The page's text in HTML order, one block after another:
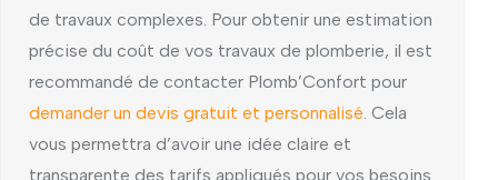
de travaux complexes. Pour obtenir une estimation
précise du coût de vos travaux de plomberie, il est
recommandé de contacter Plomb’Confort pour
demander un devis gratuit et personnalisé. Cela
vous permettra d’avoir une idée claire et
transparente des tarifs appliqués pour vos besoins